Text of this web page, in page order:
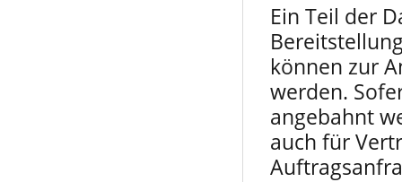
Ein Teil der
können zur
werden.
angebahnt
auch für